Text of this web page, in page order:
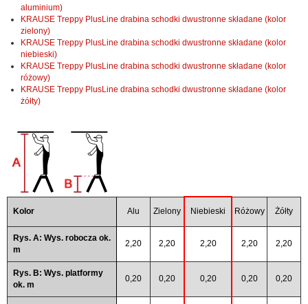
aluminium)
KRAUSE Treppy PlusLine drabina schodki dwustronne składane (kolor
zielony)
KRAUSE Treppy PlusLine drabina schodki dwustronne składane (kolor
niebieski)
KRAUSE Treppy PlusLine drabina schodki dwustronne składane (kolor
różowy)
KRAUSE Treppy PlusLine drabina schodki dwustronne składane (kolor
żółty)
Kolor Alu Zielony Niebieski Różowy Żółty
Rys. A: Wys. robocza ok.
m
2,20 2,20 2,20 2,20 2,20
Rys. B: Wys. platformy
ok. m
0,20 0,20 0,20 0,20 0,20